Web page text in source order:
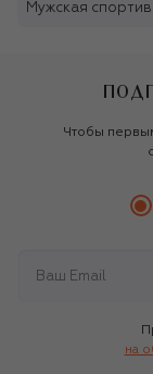
Мужская
Чтобы
на